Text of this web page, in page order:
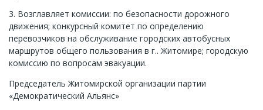
3. Возглавляет комиссии: по безопасности дорожного
движения; конкурсный комитет по определению
перевозчиков на обслуживание городских автобусных
маршрутов общего пользования в г.. Житомире; городскую
комиссию по вопросам эвакуации.
Председатель Житомирской организации партии
«Демократический Альянс»